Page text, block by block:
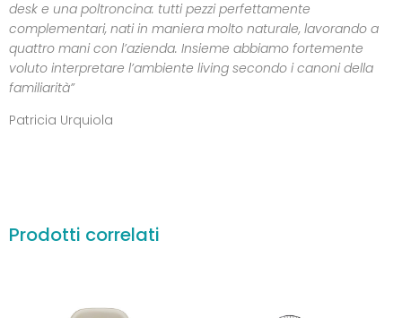
desk e una poltroncina: tutti pezzi perfettamente
complementari, nati in maniera molto naturale, lavorando a
quattro mani con l’azienda. Insieme abbiamo fortemente
voluto interpretare l’ambiente living secondo i canoni della
familiarità”
Patricia Urquiola
Prodotti correlati